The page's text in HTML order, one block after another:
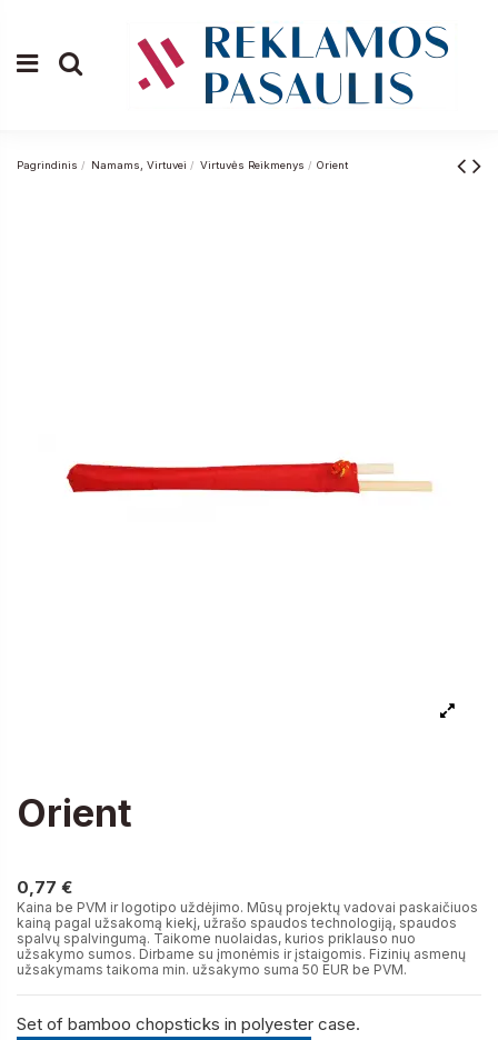
Pagrindinis Namams, Virtuvei Virtuvės Reikmenys Orient
Orient
0,77 €
Kaina be PVM ir logotipo uždėjimo. Mūsų projektų vadovai paskaičiuos
kainą pagal užsakomą kiekį, užrašo spaudos technologiją, spaudos
spalvų spalvingumą. Taikome nuolaidas, kurios priklauso nuo
užsakymo sumos. Dirbame su įmonėmis ir įstaigomis. Fizinių asmenų
užsakymams taikoma min. užsakymo suma 50 EUR be PVM.
Set of bamboo chopsticks in polyester case.